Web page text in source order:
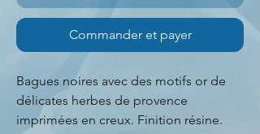
Commander et payer
Bagues noires avec des motifs or de
délicates herbes de provence
imprimées en creux. Finition résine.